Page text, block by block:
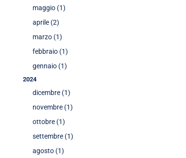
maggio (1)
aprile (2)
marzo (1)
febbraio (1)
gennaio (1)
2024
dicembre (1)
novembre (1)
ottobre (1)
settembre (1)
agosto (1)